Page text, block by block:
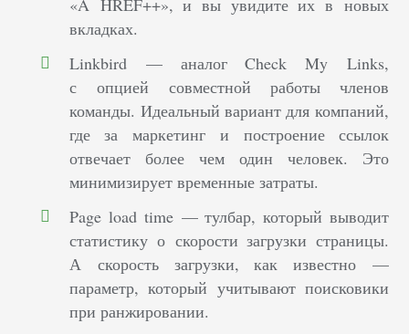
«A HREF++», и вы увидите их в новых
вкладках.
Linkbird — аналог Check My Links,
с опцией совместной работы членов
команды. Идеальный вариант для компаний,
где за маркетинг и построение ссылок
отвечает более чем один человек. Это
минимизирует временные затраты.
Page load time — тулбар, который выводит
статистику о скорости загрузки страницы.
А скорость загрузки, как известно —
параметр, который учитывают поисковики
при ранжировании.